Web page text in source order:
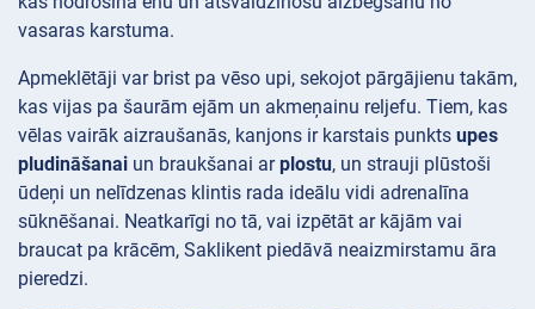
vasaras karstuma.
Apmeklētāji var brist pa vēso upi, sekojot pārgājienu takām,
kas vijas pa šaurām ejām un akmeņainu reljefu. Tiem, kas
vēlas vairāk aizraušanās, kanjons ir karstais punkts upes
pludināšanai un braukšanai arplostu, un strauji plūstoši
ūdeņi un nelīdzenas klintis rada ideālu vidi adrenalīna
sūknēšanai. Neatkarīgi no tā, vai izpētāt ar kājām vai
braucat pa krācēm, Saklikent piedāvā neaizmirstamu āra
pieredzi.